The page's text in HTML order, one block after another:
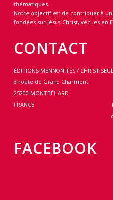
thématiques.
Notre objectif est de contribuer à
fondées sur Jésus-Christ, vécues en
CONTACT
ÉDITIONS MENNONITES / CHRIST SEUL
3 route de Grand Charmont
25200 MONTBÉLIARD
FRANCE
FACEBOOK